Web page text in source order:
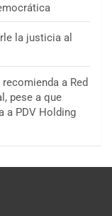
la justicia al
a Red
pese a que
a PDV Holding